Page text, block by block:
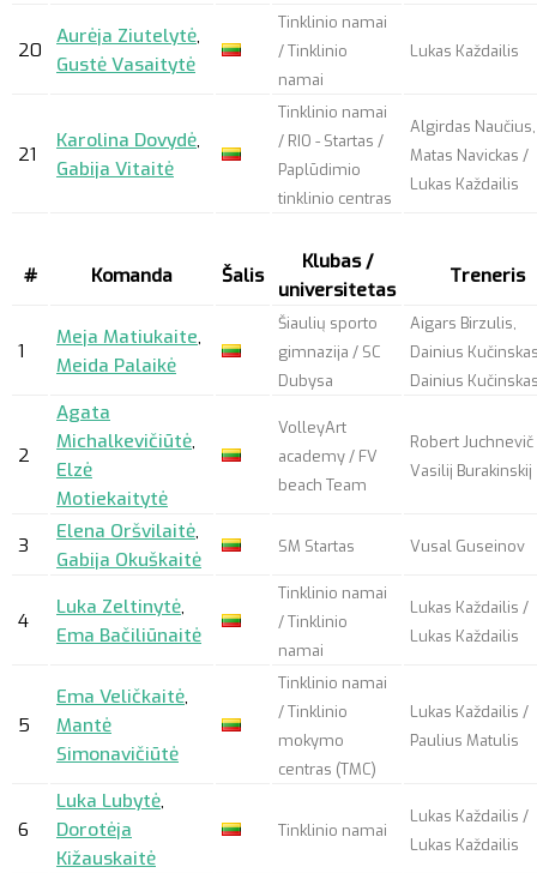
20
Aurėja Ziutelytė,
Gustė Vasaitytė
Tinklinio namai
/ Tinklinio
namai
Lukas Každailis
21
Karolina Dovydė,
Gabija Vitaitė
Tinklinio namai
/ RIO - Startas /
Paplūdimio
tinklinio centras
Algirdas Naučius,
Matas Navickas /
Lukas Každailis
# Komanda Šalis
Klubas /
universitetas
Treneris
1
Meja Matiukaite,
Meida Palaikė
Šiaulių sporto
gimnazija / SC
Dubysa
Aigars Birzulis,
Dainius
Dainius
2
Agata
Michalkevičiūtė,
Elzė
Motiekaitytė
VolleyArt
academy / FV
beach Team
Robert
Vasilij Burakinskij
3
Elena Oršvilaitė,
Gabija Okuškaitė
SM Startas Vusal Guseinov
4
Luka Zeltinytė,
Ema Bačiliūnaitė
Tinklinio namai
/ Tinklinio
namai
Lukas Každailis /
Lukas Každailis
5
Ema Veličkaitė,
Mantė
Simonavičiūtė
Tinklinio namai
/ Tinklinio
mokymo
centras (TMC)
Lukas Každailis /
Paulius Matulis
6
Luka Lubytė,
Dorotėja
Kižauskaitė
Tinklinio namai
Lukas Každailis /
Lukas Každailis